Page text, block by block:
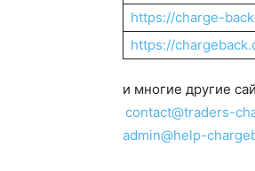
https://charge-
https://
и многие другие
contact@traders-
admin@help-